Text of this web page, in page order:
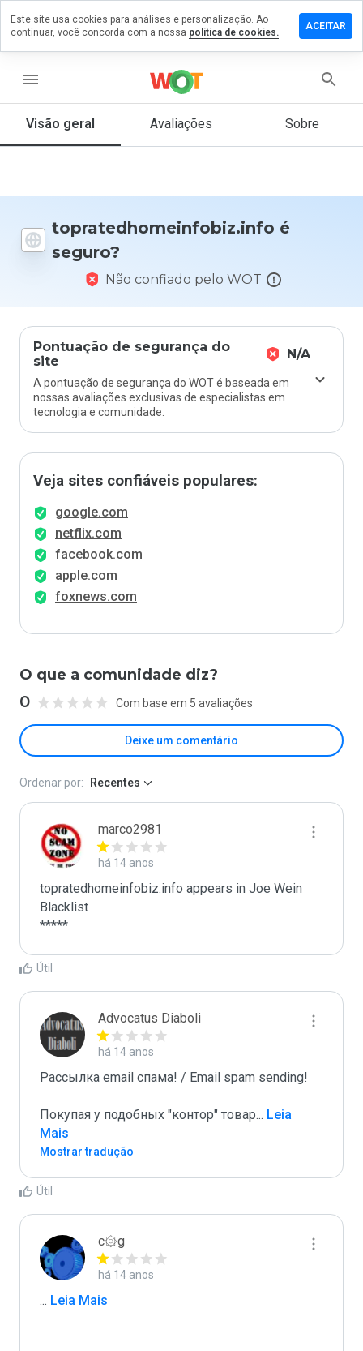
menu
Visão geral Avaliações Sobre
topratedhomeinfobiz.info é
seguro?
Não confiado pelo WOT
Pontuação de segurança do
site
N/A
A pontuação de segurança do WOT é baseada em
nossas avaliações exclusivas de especialistas em
tecnologia e comunidade.
Veja sites confiáveis populares:
google.com
netflix.com
facebook.com
apple.com
foxnews.com
O que a comunidade diz?
0 Com base em 5 avaliações
Deixe um comentário
em
a 5,
você
este
site?
Ordenar por: Recentes
marco2981
há 14 anos
topratedhomeinfobiz.info appears in Joe Wein
Blacklist
*****
Útil
Advocatus Diaboli
há 14 anos
Рассылка email спама! / Email spam sending!
Покупая у подобных "контор" товар... Leia
Mais
Mostrar tradução
Útil
c۞g
há 14 anos
... Leia Mais
Este site usa cookies para análises e personalização. Ao
continuar, você concorda com a nossa política de cookies.
ACEITAR